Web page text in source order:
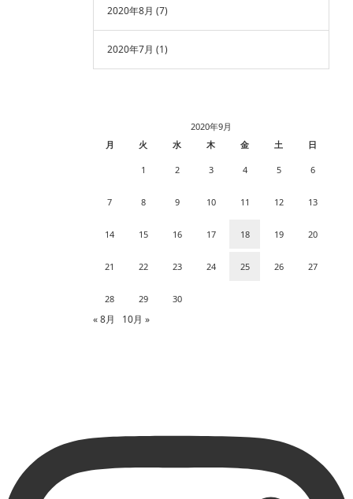
2020年8月 (7)
2020年7月 (1)
2020年9月
月
火 水 木 金 土 日
1 2 3 4 5 6
7 8 9 10 11 12 13
14 15 16 17 18 19 20
21 22 23 24 25 26 27
28 29 30
« 8月 10月 »